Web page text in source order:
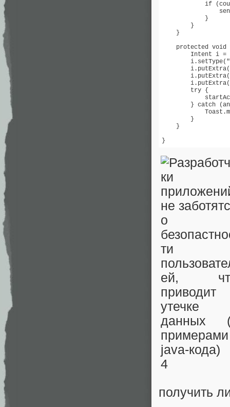
if
            }
        }
    }
protected void
Intent i =
        try {
} catch
        }
    }
получить